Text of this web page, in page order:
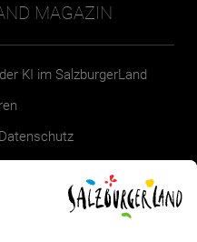
MAGAZIN
KI im SalzburgerLand